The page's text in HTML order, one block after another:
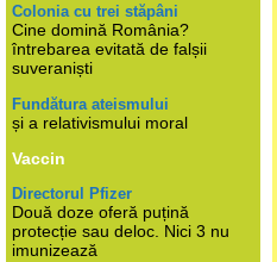
Colonia cu trei stăpâni
Cine domină România?
întrebarea evitată de falșii
suveraniști
Fundătura ateismului
și a relativismului moral
Vaccin
Directorul Pfizer
Două doze oferă puțină
protecție sau deloc. Nici 3 nu
imunizează